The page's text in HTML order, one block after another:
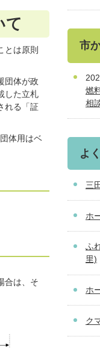
て
とは原則
団体が政
した立札
れる「証
体用はベ
合は、そ
市
燃
相
よ
三
ホ
ふ
里)
ホ
ク